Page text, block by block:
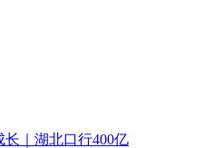
｜湖北口行400亿